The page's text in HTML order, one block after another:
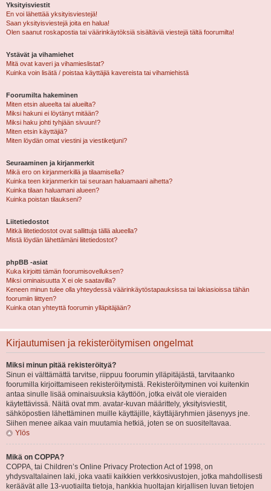
Yksityisviestit
En voi lähettää yksityisviestejä!
Saan yksityisviestejä joita en halua!
Olen saanut roskapostia tai väärinkäytöksiä sisältäviä viestejä tältä foorumilta!
Ystävät ja vihamiehet
Mitä ovat kaveri ja vihamieslistat?
Kuinka voin lisätä / poistaa käyttäjiä kavereista tai vihamiehistä
Foorumilta hakeminen
Miten etsin alueelta tai alueilta?
Miksi hakuni ei löytänyt mitään?
Miksi haku johti tyhjään sivuun!?
Miten etsin käyttäjiä?
Miten löydän omat viestini ja viestiketjuni?
Seuraaminen ja kirjanmerkit
Mikä ero on kirjanmerkillä ja tilaamisella?
Kuinka teen kirjanmerkin tai seuraan haluamaani aihetta?
Kuinka tilaan haluamani alueen?
Kuinka poistan tilaukseni?
Liitetiedostot
Mitkä liitetiedostot ovat sallittuja tällä alueella?
Mistä löydän lähettämäni liitetiedostot?
phpBB -asiat
Kuka kirjoitti tämän foorumisovelluksen?
Miksi ominaisuutta X ei ole saatavilla?
Keneen minun tulee olla yhteydessä väärinkäytöstapauksissa tai lakiasioissa tähän
foorumiin liittyen?
Kuinka otan yhteyttä foorumin ylläpitäjään?
Kirjautumisen ja rekisteröitymisen ongelmat
Miksi minun pitää rekisteröityä?
Sinun ei välttämättä tarvitse, riippuu foorumin ylläpitäjästä, tarvitaanko
foorumilla kirjoittamiseen rekisteröitymistä. Rekisteröityminen voi kuitenkin
antaa sinulle lisää ominaisuuksia käyttöön, jotka eivät ole vieraiden
käytettävissä. Näitä ovat mm. avatar-kuvan määrittely, yksityisviestit,
sähköpostien lähettäminen muille käyttäjille, käyttäjäryhmien jäsenyys jne.
Siihen menee aikaa vain muutamia hetkiä, joten se on suositeltavaa.
Ylös
Mikä on COPPA?
COPPA, tai Children’s Online Privacy Protection Act of 1998, on
yhdysvaltalainen laki, joka vaatii kaikkien verkkosivustojen, jotka mahdollisesti
keräävät alle 13-vuotiailta tietoja, hankkia huoltajan kirjallisen luvan tietojen